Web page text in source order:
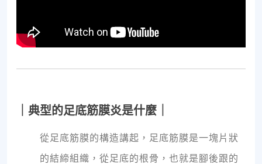
｜典型的足底筋膜炎是什麼｜
從足底筋膜的構造講起，足底筋膜是一塊片狀
的結締組織，從足底的根骨，也就是腳後跟的